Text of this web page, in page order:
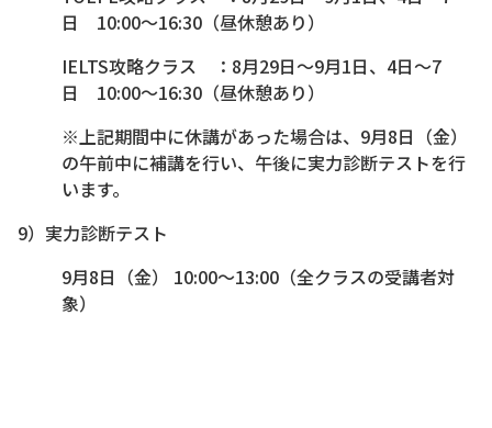
日 10:00～16:30（昼休憩あり）
IELTS攻略クラス ：8月29日～9月1日、4日～7
日 10:00～16:30（昼休憩あり）
※上記期間中に休講があった場合は、9月8日（金）
の午前中に補講を行い、午後に実力診断テストを行
います。
9）実力診断テスト
9月8日（金） 10:00～13:00（全クラスの受講者対
象）